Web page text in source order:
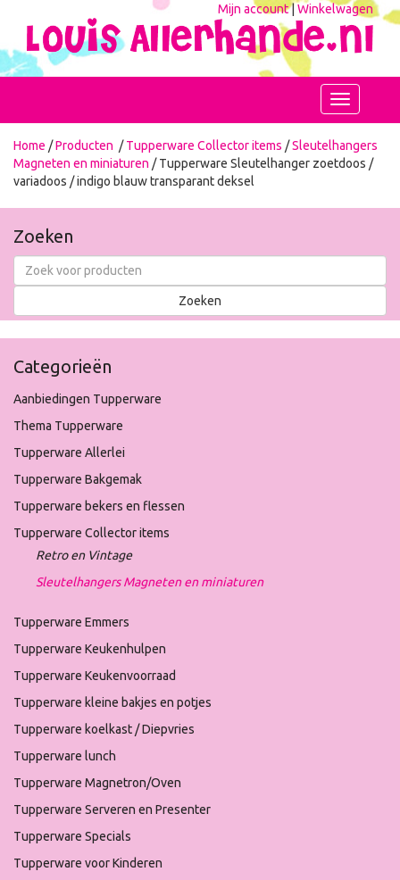
Mijn account|Winkelwagen
Toggle
navigation
Home /Producten /Tupperware Collector items /Sleutelhangers
Magneten en miniaturen / Tupperware Sleutelhanger zoetdoos /
variadoos / indigo blauw transparant deksel
Zoeken
Categorieën
Aanbiedingen Tupperware
Thema Tupperware
Tupperware Allerlei
Tupperware Bakgemak
Tupperware bekers en flessen
Tupperware Collector items
Retro en Vintage
Sleutelhangers Magneten en miniaturen
Tupperware Emmers
Tupperware Keukenhulpen
Tupperware Keukenvoorraad
Tupperware kleine bakjes en potjes
Tupperware koelkast / Diepvries
Tupperware lunch
Tupperware Magnetron/Oven
Tupperware Serveren en Presenter
Tupperware Specials
Tupperware voor Kinderen